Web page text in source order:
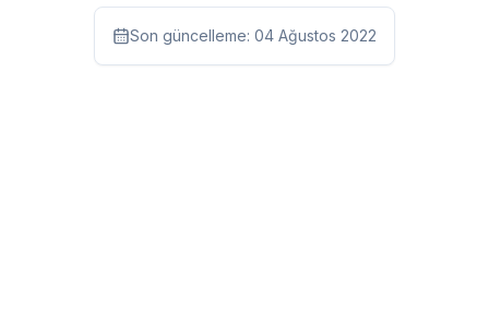
Son güncelleme: 04 Ağustos 2022